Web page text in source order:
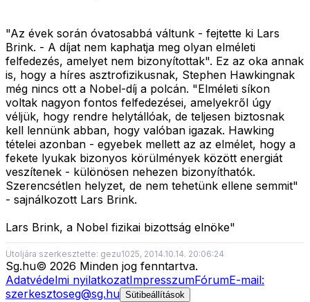
"Az évek során óvatosabbá váltunk - fejtette ki Lars
Brink. - A díjat nem kaphatja meg olyan elméleti
felfedezés, amelyet nem bizonyítottak". Ez az oka annak
is, hogy a híres asztrofizikusnak, Stephen Hawkingnak
még nincs ott a Nobel-díj a polcán. "Elméleti síkon
voltak nagyon fontos felfedezései, amelyekről úgy
véljük, hogy rendre helytállóak, de teljesen biztosnak
kell lennünk abban, hogy valóban igazak. Hawking
tételei azonban - egyebek mellett az az elmélet, hogy a
fekete lyukak bizonyos körülmények között energiát
veszítenek - különösen nehezen bizonyíthatók.
Szerencsétlen helyzet, de nem tehetünk ellene semmit"
- sajnálkozott Lars Brink.
Lars Brink, a Nobel fizikai bizottság elnöke"
Utoljára szerkesztette: gezu1025, 2014.10.14. 20:06:24
Sg.hu© 2026 Minden jog fenntartva.
Adatvédelmi nyilatkozatImpresszumFórumE-mail:
szerkesztoseg@sg.hu Sütibeállítások